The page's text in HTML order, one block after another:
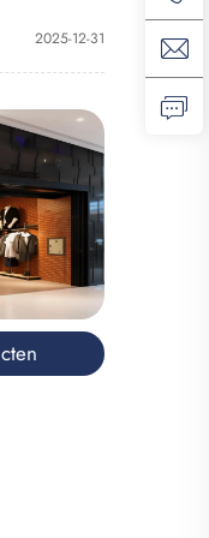
2025-12-31